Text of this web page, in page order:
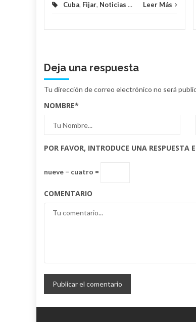
Cuba, Fijar, Noticias ... Leer Más
Deja una respuesta
Tu dirección de correo electrónico no será
NOMBRE*
POR FAVOR, INTRODUCE UNA RESPUESTA
nueve − cuatro =
COMENTARIO